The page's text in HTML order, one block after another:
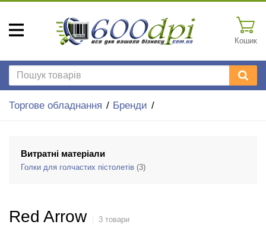
Кошик
Торгове обладнання Бренди
Витратні матеріали
Голки для голчастих пістолетів (3)
Red Arrow 3 товари